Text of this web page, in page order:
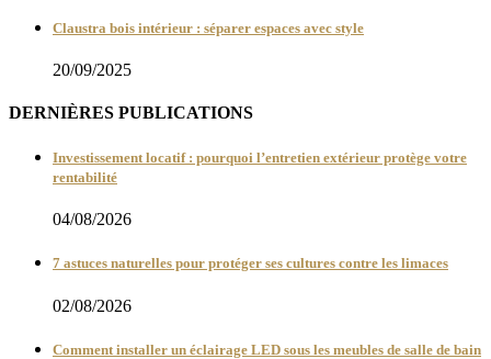
Claustra bois intérieur : séparer espaces avec style
20/09/2025
DERNIÈRES PUBLICATIONS
Investissement locatif : pourquoi l’entretien extérieur protège votre
rentabilité
04/08/2026
7 astuces naturelles pour protéger ses cultures contre les limaces
02/08/2026
Comment installer un éclairage LED sous les meubles de salle de bain